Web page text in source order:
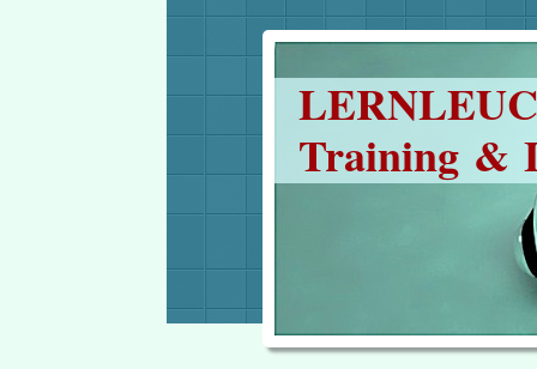
Training &